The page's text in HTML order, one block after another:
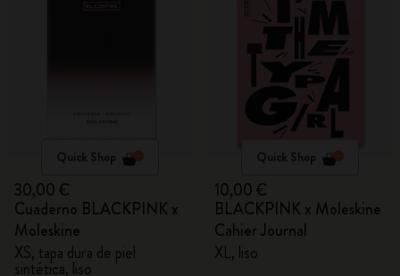
Quick Shop
30,00 €
Cuaderno BLACKPINK x
Moleskine
XS, tapa dura de piel
sintética, liso
Quick Shop
10,00 €
BLACKPINK x Moleskine
Cahier Journal
XL, liso